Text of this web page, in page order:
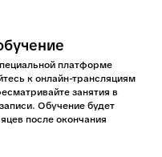
платформе
к онлайн-трансляциям
занятия в
Обучение будет
после окончания